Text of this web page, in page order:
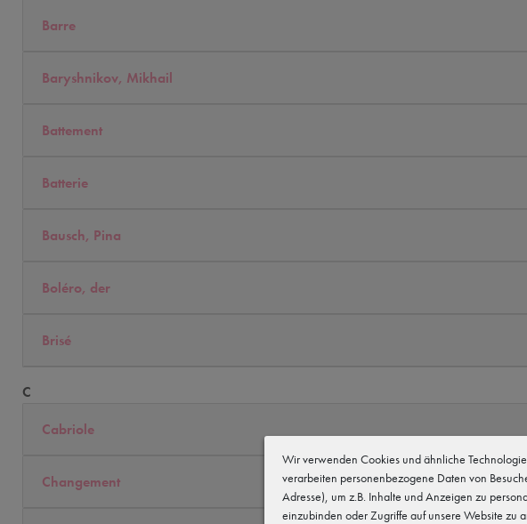
Barre
Baryshnikov, Mikhail
Battement
Batterie
Bausch, Pina
Boléro, der
Brisé
C
Cabriole
Changement
Wir verwenden Cookies und ähnliche
verarbeiten personenbezogene Daten von
Adresse), um z.B. Inhalte und Anzeigen zu
einzubinden oder Zugriffe auf unsere Website zu